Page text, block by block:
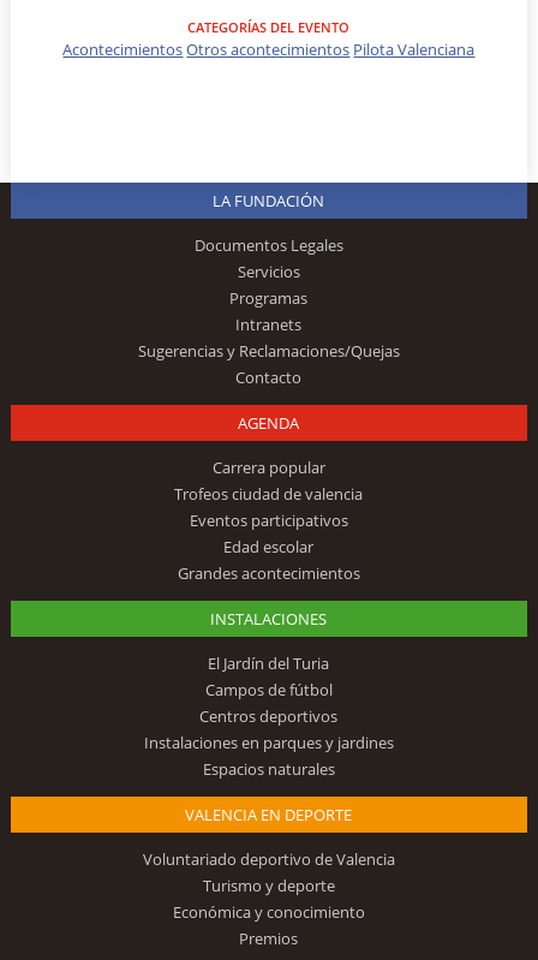
CATEGORÍAS DEL EVENTO
AcontecimientosOtros acontecimientos Pilota Valenciana
LA FUNDACIÓN
Documentos Legales
Servicios
Programas
Intranets
Sugerencias y Reclamaciones/Quejas
Contacto
AGENDA
Carrera popular
Trofeos ciudad de valencia
Eventos participativos
Edad escolar
Grandes acontecimientos
INSTALACIONES
El Jardín del Turia
Campos de fútbol
Centros deportivos
Instalaciones en parques y jardines
Espacios naturales
VALENCIA EN DEPORTE
Voluntariado deportivo de Valencia
Turismo y deporte
Económica y conocimiento
Premios